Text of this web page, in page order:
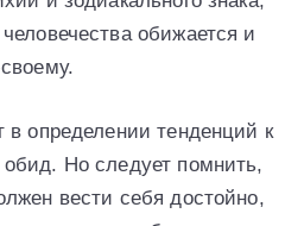
обижается и
в определении тенденций к
Но следует помнить,
вести себя достойно,